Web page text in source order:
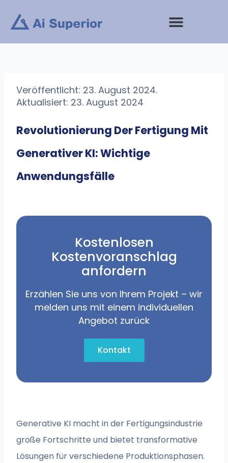
Inhalt
springen
Veröffentlicht: 23. August 2024.
Aktualisiert: 23. August 2024
Revolutionierung Der Fertigung Mit
Generativer KI: Wichtige
Anwendungsfälle
Kostenlosen
Kostenvoranschlag
anfordern
Erzählen Sie uns von Ihrem Projekt – wir
melden uns mit einem individuellen
Angebot zurück
Kontakt
Generative KI macht in der Fertigungsindustrie
große Fortschritte und bietet transformative
Lösungen für verschiedene Produktionsphasen.